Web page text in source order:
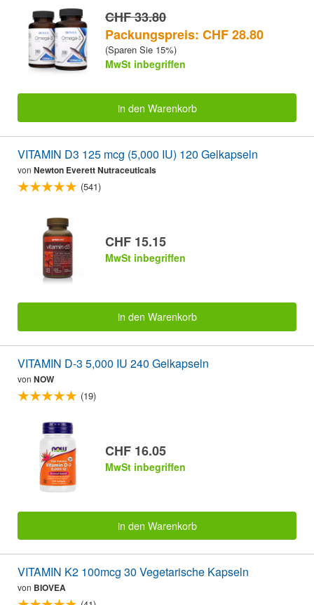
CHF 33.80
Packungspreis: CHF 28.80
(Sparen Sie 15%)
MwSt inbegriffen
in den Warenkorb
VITAMIN D3 125 mcg (5,000 IU) 120 Gelkapseln
von Newton Everett Nutraceuticals
(541)
CHF 15.15
MwSt inbegriffen
in den Warenkorb
VITAMIN D-3 5,000 IU 240 Gelkapseln
von NOW
(19)
CHF 16.05
MwSt inbegriffen
in den Warenkorb
VITAMIN K2 100mcg 30 Vegetarische Kapseln
von BIOVEA